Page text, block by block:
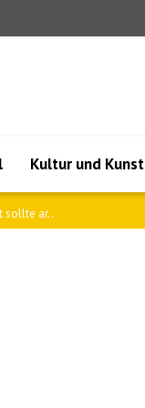
Kultur und Kunst
Teil eine..